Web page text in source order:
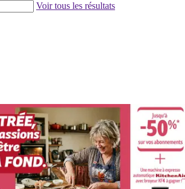
Voir tous les résultats